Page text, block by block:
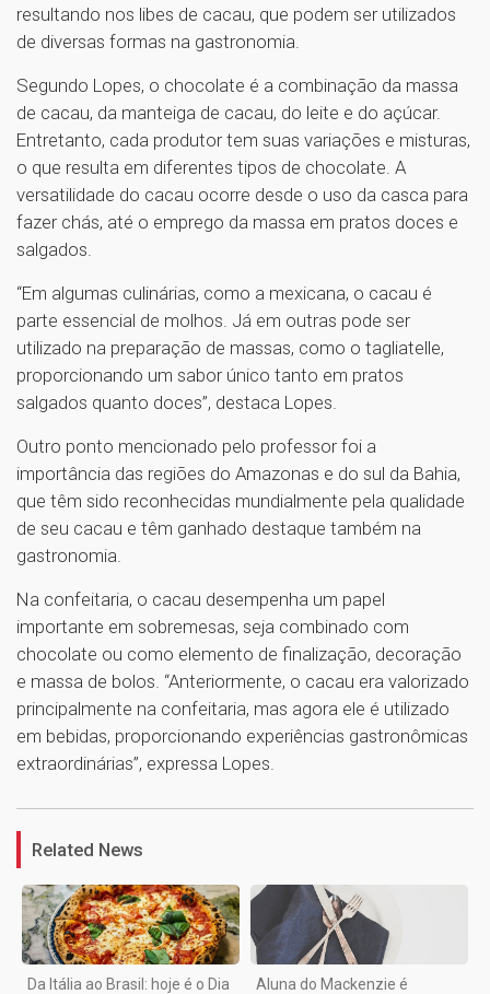
resultando nos libes de cacau, que podem ser utilizados
de diversas formas na gastronomia.
Segundo Lopes, o chocolate é a combinação da massa
de cacau, da manteiga de cacau, do leite e do açúcar.
Entretanto, cada produtor tem suas variações e misturas,
o que resulta em diferentes tipos de chocolate. A
versatilidade do cacau ocorre desde o uso da casca para
fazer chás, até o emprego da massa em pratos doces e
salgados.
“Em algumas culinárias, como a mexicana, o cacau é
parte essencial de molhos. Já em outras pode ser
utilizado na preparação de massas, como o tagliatelle,
proporcionando um sabor único tanto em pratos
salgados quanto doces”, destaca Lopes.
Outro ponto mencionado pelo professor foi a
importância das regiões do Amazonas e do sul da Bahia,
que têm sido reconhecidas mundialmente pela qualidade
de seu cacau e têm ganhado destaque também na
gastronomia.
Na confeitaria, o cacau desempenha um papel
importante em sobremesas, seja combinado com
chocolate ou como elemento de finalização, decoração
e massa de bolos. “Anteriormente, o cacau era valorizado
principalmente na confeitaria, mas agora ele é utilizado
em bebidas, proporcionando experiências gastronômicas
extraordinárias”, expressa Lopes.
1
Related News
Da Itália ao Brasil: hoje é o Dia
Aluna do Mackenzie é